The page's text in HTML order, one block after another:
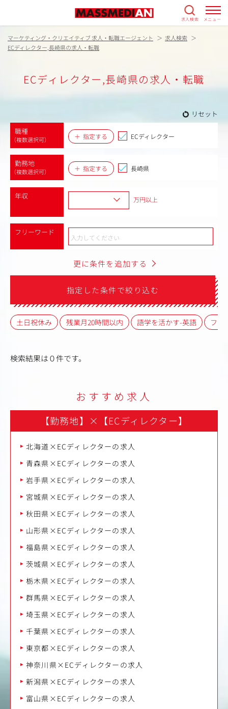
求人検索 メニュー
マーケティング・クリエイティブ 求人・転職エージェント
求人検索
ECディレクター,長崎県の求人・転職
ECディレクター,長崎県の求人・転職
リセット
職種
（複数選択可） 指定する ECディレクター
勤務地
（複数選択可） 指定する 長崎県
年収 万円以上
フリーワード
更に条件を追加する
指定した条件で絞り込む
土日祝休み 残業月20時間以内 語学を活かす-英語 フレ
検索結果は０件です。
おすすめ求人
【勤務地】 × 【ECディレクター】
北海道×ECディレクターの求人
青森県×ECディレクターの求人
岩手県×ECディレクターの求人
宮城県×ECディレクターの求人
秋田県×ECディレクターの求人
山形県×ECディレクターの求人
福島県×ECディレクターの求人
茨城県×ECディレクターの求人
栃木県×ECディレクターの求人
群馬県×ECディレクターの求人
埼玉県×ECディレクターの求人
千葉県×ECディレクターの求人
東京都×ECディレクターの求人
神奈川県×ECディレクターの求人
新潟県×ECディレクターの求人
富山県×ECディレクターの求人